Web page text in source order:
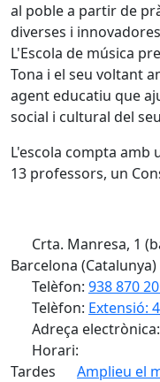
al poble a partir de
diverses i
L'Escola de música
Tona i el seu voltant
agent educatiu que
social i cultural del
L'escola compta amb
13 professors, un
Crta. Manresa, 1
Barcelona (Catalunya)
Telèfon: 938 870
Telèfon: Extensió:
Adreça electrònica:
Horari:
Tardes
Amplieu el